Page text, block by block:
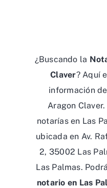
¿Buscando la
Claver? Aquí
información
Aragon
notarías en Las
ubicada en Av.
2, 35002 Las
Las Palmas.
notario en Las